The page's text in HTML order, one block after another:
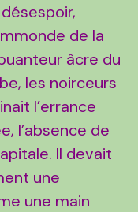
de la
âcre du
les noirceurs
l’errance
l’absence de
Il devait
une
une main